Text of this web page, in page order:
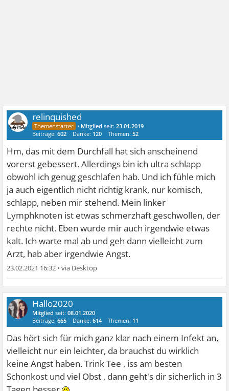
relinquished
• Mitglied seit:23.01.2019
Beiträge:602 Danke: 120 Themen:52
Hm, das mit dem Durchfall hat sich anscheinend
vorerst gebessert. Allerdings bin ich ultra schlapp
obwohl ich genug geschlafen hab. Und ich fühle mich
ja auch eigentlich nicht richtig krank, nur komisch,
schlapp, neben mir stehend. Mein linker
Lymphknoten ist etwas schmerzhaft geschwollen, der
rechte nicht. Eben wurde mir auch irgendwie etwas
kalt. Ich warte mal ab und geh dann vielleicht zum
Arzt, hab aber irgendwie Angst.
23.02.2021 16:32 •
Hallo2020
Mitglied seit:08.01.2020
Beiträge:665 Danke:614 Themen: 11
Das hört sich für mich ganz klar nach einem Infekt an,
vielleicht nur ein leichter, da brauchst du wirklich
keine Angst haben. Trink Tee , iss am besten
Schonkost und viel Obst , dann geht's dir sicherlich in 3